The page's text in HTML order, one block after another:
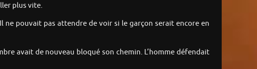
plus vite.
ne pouvait pas attendre de voir si le garçon serait encore en
avait de nouveau bloqué son chemin. L’homme défendait